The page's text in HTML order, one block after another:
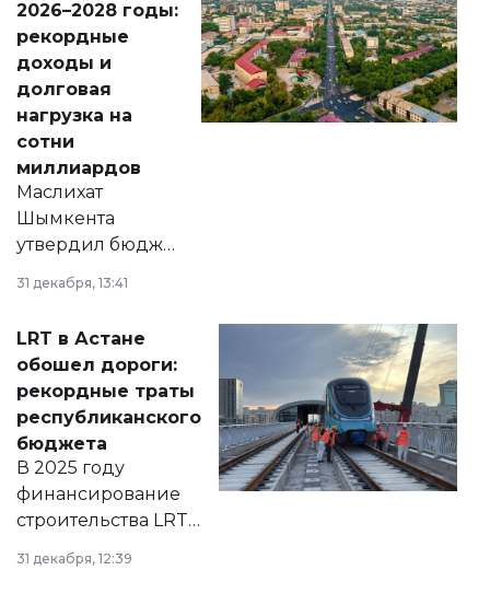
2026–2028 годы:
рекордные
доходы и
долговая
нагрузка на
сотни
миллиардов
Маслихат
Шымкента
утвердил бюджет
города на 2026–
2028 годы.
документ
появился в базе
нормативных
правовых актов и
на сайте маслихат
города.
31 декабря, 13:41
LRT в Астане
обошел дороги:
рекордные траты
республиканского
бюджета
В 2025 году
финансирование
строительства LRT
в Астане из
республиканского
31 декабря, 12:39